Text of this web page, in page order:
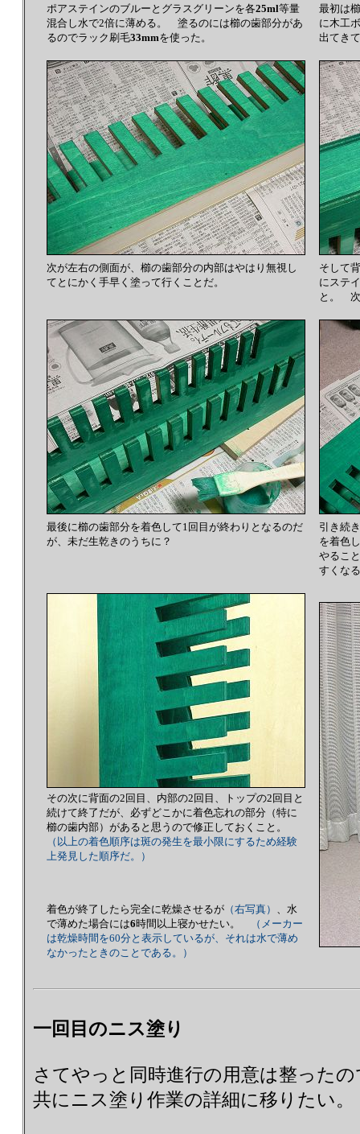
ポアステインのブルーとグラスグリーンを各25ml等量
混合し水で2倍に薄める。 塗るのには櫛の歯部分があ
るのでラック刷毛33mmを使った。
最初は
に木工
出てき
次が左右の側面が、櫛の歯部分の内部はやはり無視し
てとにかく手早く塗って行くことだ。
そして
にステ
と。 次
最後に櫛の歯部分を着色して1回目が終わりとなるのだ
が、未だ生乾きのうちに？
引き続
を着色
やるこ
すくな
その次に背面の2回目、内部の2回目、トップの2回目と
続けて終了だが、必ずどこかに着色忘れの部分（特に
櫛の歯内部）があると思うので修正しておくこと。
（以上の着色順序は斑の発生を最小限にするため経験
上発見した順序だ。）
着色が終了したら完全に乾燥させるが （右写真）
、水
で薄めた場合には6時間以上寝かせたい。
（メーカー
は乾燥時間を60分と表示しているが、それは水で薄め
なかったときのことである。）
一回目のニス塗り
さてやっと同時進行の用意は整った
共にニス塗り作業の詳細に移りたい。